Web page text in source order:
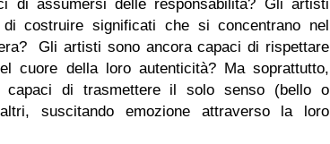
di assumersi delle responsabilità? Gli artisti
costruire significati che si concentrano nel
Gli artisti sono ancora capaci di rispettare
cuore della loro autenticità? Ma soprattutto,
capaci di trasmettere il solo senso (bello o
suscitando emozione attraverso la loro